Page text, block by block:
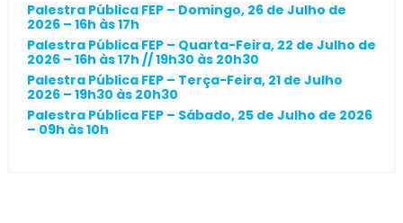
Palestra Pública FEP – Domingo, 26 de Julho de
2026 – 16h às 17h
Palestra Pública FEP – Quarta-Feira, 22 de Julho de
2026 – 16h às 17h // 19h30 às 20h30
Palestra Pública FEP – Terça-Feira, 21 de Julho
2026 – 19h30 às 20h30
Palestra Pública FEP – Sábado, 25 de Julho de 2026
– 09h às 10h